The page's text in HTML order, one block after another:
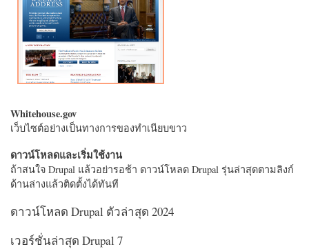
Whitehouse.gov
เว็บไซต์อย่างเป็นทางการของทำเนียบขาว
ดาวน์โหลดและเริ่มใช้งาน
ถ้าสนใจ Drupal แล้วอย่ารอช้า ดาวน์โหลด Drupal รุ่นล่าสุดตามลิงก์
ด้านล่างแล้วติดตั้งได้ทันที
ดาวน์โหลด Drupal ตัวล่าสุด 2024
เวอร์ชั่นล่าสุด Drupal 7